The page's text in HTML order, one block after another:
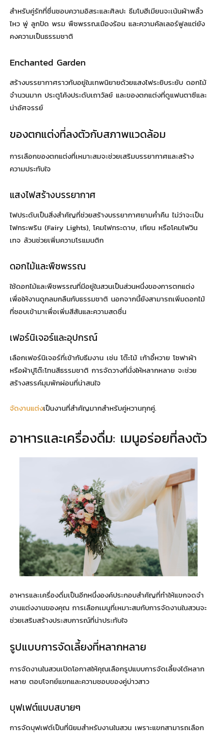
สำหรับคู่รักที่ชื่นชอบความอิสระและศิลปะ ธีมโบฮีเมียนจะเน้นผ้าพลิ้ว
ไหว พู่ ลูกปัด พรม พืชพรรณเมืองร้อน และความคัลเลอร์ฟูลแต่ยัง
คงความเป็นธรรมชาติ
Enchanted Garden
สร้างบรรยากาศราวกับอยู่ในเทพนิยายด้วยแสงไฟระยิบระยับ ดอกไม้
จำนวนมาก ประตูโค้งประดับเถาวัลย์ และของตกแต่งที่ดูแฟนตาซีและ
น่าอัศจรรย์
ของตกแต่งที่ลงตัวกับสภาพแวดล้อม
การเลือกของตกแต่งที่เหมาะสมจะช่วยเสริมบรรยากาศและสร้าง
ความประทับใจ
แสงไฟสร้างบรรยากาศ
ไฟประดับเป็นสิ่งสำคัญที่ช่วยสร้างบรรยากาศยามค่ำคืน ไม่ว่าจะเป็น
ไฟกระพริน (Fairy Lights), โคมไฟกระดาษ, เทียน หรือโคมไฟวิน
เทจ ล้วนช่วยเพิ่มความโรแมนติก
ดอกไม้และพืชพรรณ
ใช้ดอกไม้และพืชพรรณที่มีอยู่ในสวนเป็นส่วนหนึ่งของการตกแต่ง
เพื่อให้งานดูกลมกลืนกับธรรมชาติ นอกจากนี้ยังสามารถเพิ่มดอกไม้
ที่ชอบเข้ามาเพื่อเพิ่มสีสันและความสดชื่น
เฟอร์นิเจอร์และอุปกรณ์
เลือกเฟอร์นิเจอร์ที่เข้ากับธีมงาน เช่น โต๊ะไม้ เก้าอี้หวาย โซฟาผ้า
หรือผ้าปูโต๊ะโทนสีธรรมชาติ การจัดวางที่นั่งให้หลากหลาย จะช่วย
สร้างสรรค์มุมพักผ่อนที่น่าสนใจ
จัดงานแต่งเป็นงานที่สำคัญมากสำหรับคู่หวานทุกคู่.
อาหารและเครื่องดื่ม: เมนูอร่อยที่ลงตัว
อาหารและเครื่องดื่มเป็นอีกหนึ่งองค์ประกอบสำคัญที่ทำให้แขกจดจำ
งานแต่งงานของคุณ การเลือกเมนูที่เหมาะสมกับการจัดงานในสวนจะ
ช่วยเสริมสร้างประสบการณ์ที่น่าประทับใจ
รูปแบบการจัดเลี้ยงที่หลากหลาย
การจัดงานในสวนเปิดโอกาสให้คุณเลือกรูปแบบการจัดเลี้ยงได้หลาก
หลาย ตอบโจทย์แขกและความชอบของคู่บ่าวสาว
บุฟเฟต์แบบสบายๆ
การจัดบุฟเฟต์เป็นที่นิยมสำหรับงานในสวน เพราะแขกสามารถเลือก